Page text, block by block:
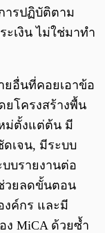
ารปฏิบัติตาม
เงิน ไม่ใช่มาทำ
ยอื่นที่คอยเอาข้อ
ยโครงสร้างพื้น
ม่ตั้งแต่ต้น มี
เจน, มีระบบ
บรายงานต่อ
วยลดขั้นตอน
งค์กร และมี
MiCA ด้วยซ้ำ